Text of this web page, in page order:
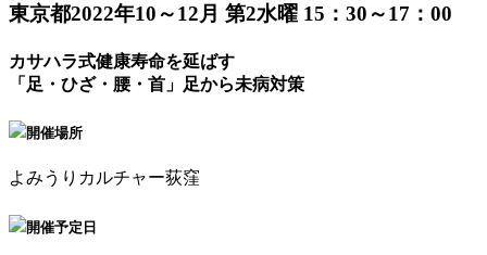
東京都2022年10～12月 第2水曜 15：30～17：00
カサハラ式健康寿命を延ばす
「足・ひざ・腰・首」足から未病対策
開催場所
よみうりカルチャー荻窪
開催予定日